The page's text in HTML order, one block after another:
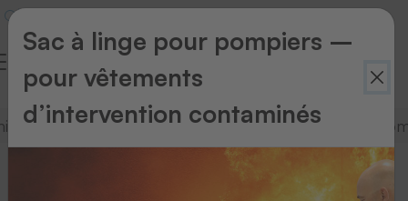
Presses transferts Écussons
Sac à linge pour pompiers –
pour vêtements
d’intervention contaminés